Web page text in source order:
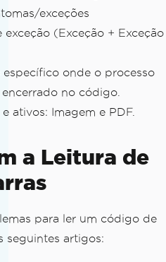
exceções
(Exceção + Exceção
onde o processo
no código.
ativos: Imagem e PDF.
a Leitura de
para ler um código de
seguintes artigos: